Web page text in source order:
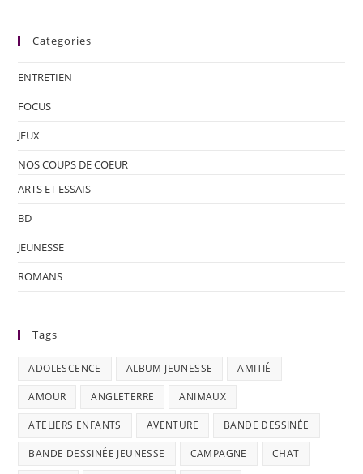
Categories
ENTRETIEN
FOCUS
JEUX
NOS COUPS DE COEUR
ARTS ET ESSAIS
BD
JEUNESSE
ROMANS
Tags
ADOLESCENCE ALBUM JEUNESSE AMITIÉ
AMOUR ANGLETERRE ANIMAUX
ATELIERS ENFANTS AVENTURE BANDE DESSINÉE
BANDE DESSINÉE JEUNESSE CAMPAGNE CHAT